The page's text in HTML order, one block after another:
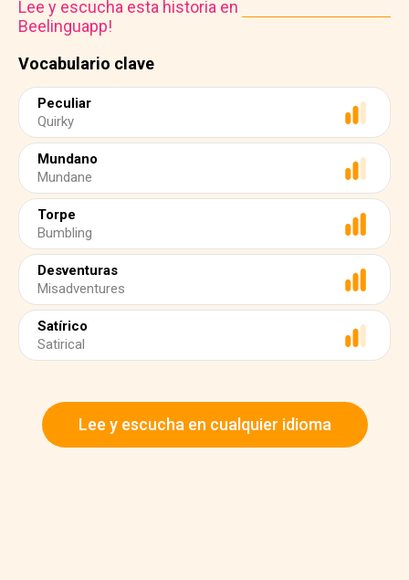
Vocabulario clave
Peculiar
Quirky
Mundano
Mundane
Torpe
Bumbling
Desventuras
Misadventures
Satírico
Satirical
Lee y escucha esta historia en
Beelinguapp!
Lee y escucha en cualquier idioma